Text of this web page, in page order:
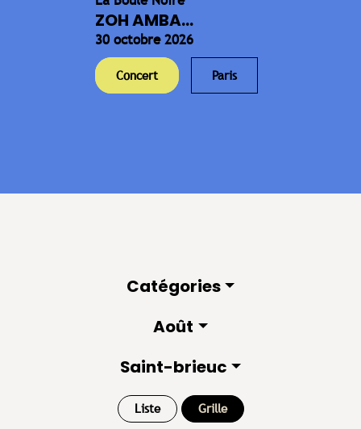
ZOH AMBA...
30 octobre 2026
Concert Paris
Catégories
Août
Saint-brieuc
Liste Grille